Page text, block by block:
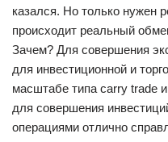
казался. Но только нужен
происходит реальный
Зачем? Для совершения
для инвестиционной и
масштабе типа carry trade
для совершения
операциями отлично